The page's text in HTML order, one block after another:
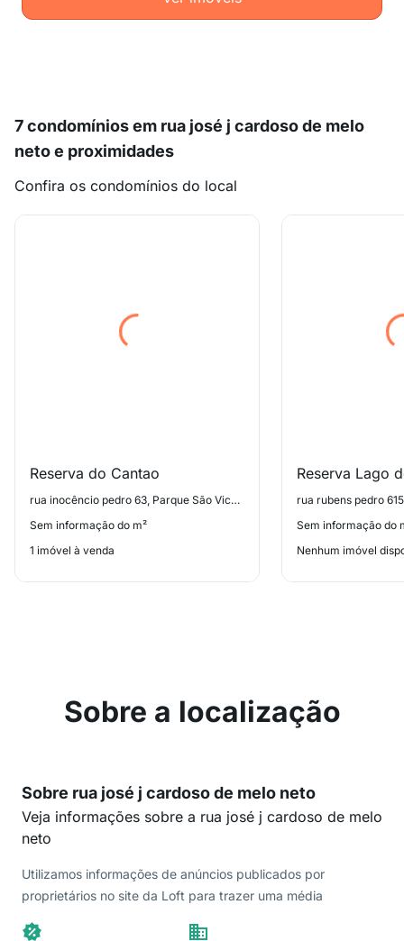
7 condomínios em rua josé j cardoso de melo
neto e proximidades
Confira os condomínios do local
Reserva do Cantao
rua inocêncio pedro 63, Parque São Vicente
Sem informação do m²
1 imóvel à venda
Reserva Lago
rua rubens pedro
Sem informação do
Nenhum imóvel
Sobre a localização
Sobre rua josé j cardoso de melo neto
Veja informações sobre a rua josé j cardoso de melo
neto
Utilizamos informações de anúncios publicados por
proprietários no site da Loft para trazer uma média